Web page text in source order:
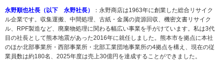
永野順也社長（以下 永野社長）
：永野商店は1963年に創業した総合リサイク
ル企業です。収集運搬、中間処理、古紙・金属の資源回収、機密文書リサイク
ル、RPF製造など、廃棄物処理に関わる幅広い事業を手がけています。私は3代
目の社長として熊本地震があった2016年に就任しました。熊本市を拠点に本社
のほか北部事業所・西部事業所・北部工業団地事業所の4拠点を構え、現在の従
業員数は約180名、2025年度は売上30億円を達成することができました。